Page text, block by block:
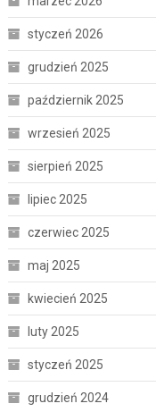
styczeń 2026
grudzień 2025
październik 2025
wrzesień 2025
sierpień 2025
lipiec 2025
czerwiec 2025
maj 2025
kwiecień 2025
luty 2025
styczeń 2025
grudzień 2024